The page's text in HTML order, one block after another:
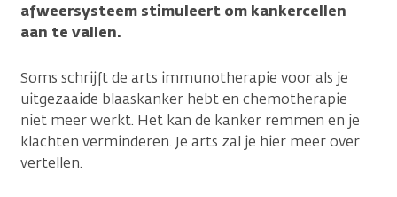
afweersysteem stimuleert om kankercellen
aan te vallen.
Soms schrijft de arts immunotherapie voor als je
uitgezaaide blaaskanker hebt en chemotherapie
niet meer werkt. Het kan de kanker remmen en je
klachten verminderen. Je arts zal je hier meer over
vertellen.